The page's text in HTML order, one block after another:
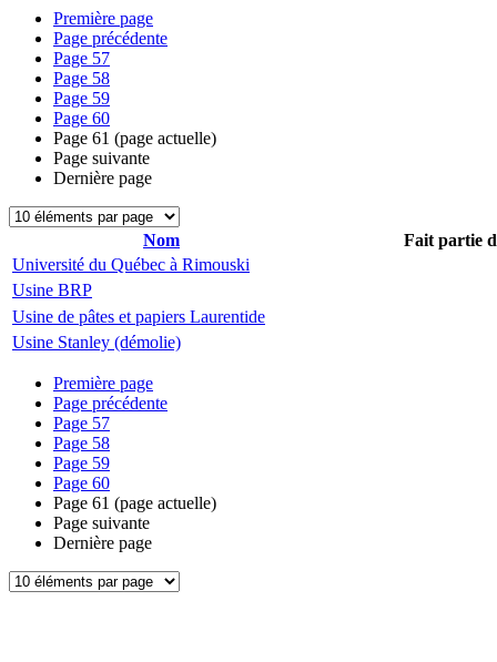
Première page
Page précédente
Page 57
Page 58
Page 59
Page 60
Page 61 (page actuelle)
Page suivante
Dernière page
Nom
Fait partie
Université du Québec à Rimouski
Usine BRP
Usine de pâtes et papiers Laurentide
Usine Stanley (démolie)
Première page
Page précédente
Page 57
Page 58
Page 59
Page 60
Page 61 (page actuelle)
Page suivante
Dernière page